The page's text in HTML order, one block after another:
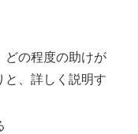
どの程度の助けが
と、詳しく説明す